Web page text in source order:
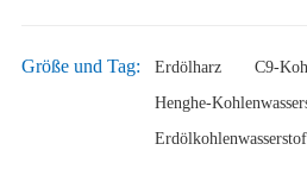
Größe und Tag: Erdölharz
C9-
Henghe-